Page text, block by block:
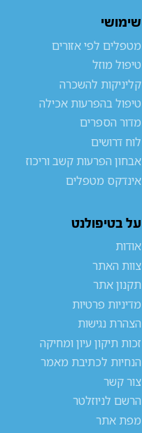
שימושי
מטפלים לפי אזורים
טיפול מוזל
קליניקות להשכרה
טיפול בהפרעות אכילה
מדור הספרים
לוח דרושים
אבחון הפרעות קשב וריכוז
אינדקס מטפלים
על בטיפולנט
אודות
צוות האתר
תקנון אתר
מדיניות פרטיות
הצהרת נגישות
זכות תיקון עיון ומחיקה
הנחיות לכתיבת מאמר
צור קשר
הרשם לניוזלטר
מפת אתר